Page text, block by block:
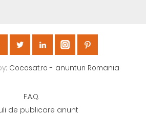
Cocosat.ro - anunturi Romania
F.A.Q.
de publicare anunt